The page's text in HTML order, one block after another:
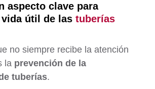
aspecto clave para
útil de las tuberías
no siempre recibe la atención
la prevención de la
tuberías.